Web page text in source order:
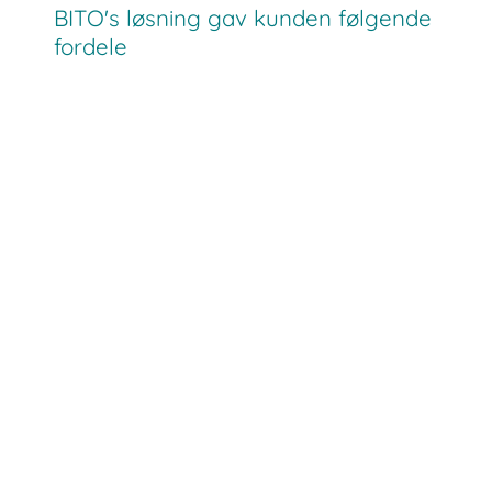
BITO's løsning gav kunden følgende
fordele